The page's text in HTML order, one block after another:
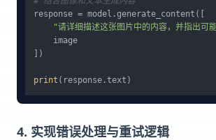
response = model.generate_content([
"请详细描述这张图片中的内容，并指出可
    image
])
print
4. 实现错误处理与重试逻辑